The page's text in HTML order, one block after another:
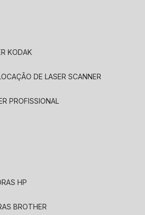
KODAK
LOCAÇÃO DE LASER SCANNER
PROFISSIONAL
HP
BROTHER